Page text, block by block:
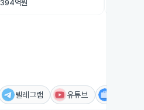
394억원
텔레그램 유튜브